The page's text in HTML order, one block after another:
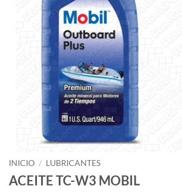
INICIO / LUBRICANTES
ACEITE TC-W3 MOBIL